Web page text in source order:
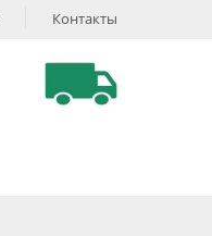
Контакты